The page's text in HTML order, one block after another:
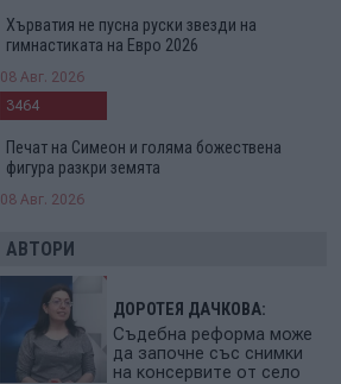
Хърватия не пусна руски звезди на
гимнастиката на Евро 2026
08 Авг. 2026
3464
Печат на Симеон и голяма божествена
фигура разкри земята
08 Авг. 2026
АВТОРИ
ДОРОТЕЯ ДАЧКОВА:
Съдебна реформа може
да започне със снимки
на консервите от село